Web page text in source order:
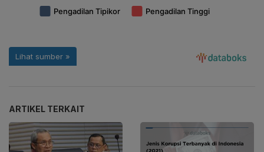
ARTIKEL TERKAIT